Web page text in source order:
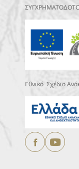
Εθνικό Σχέδιο